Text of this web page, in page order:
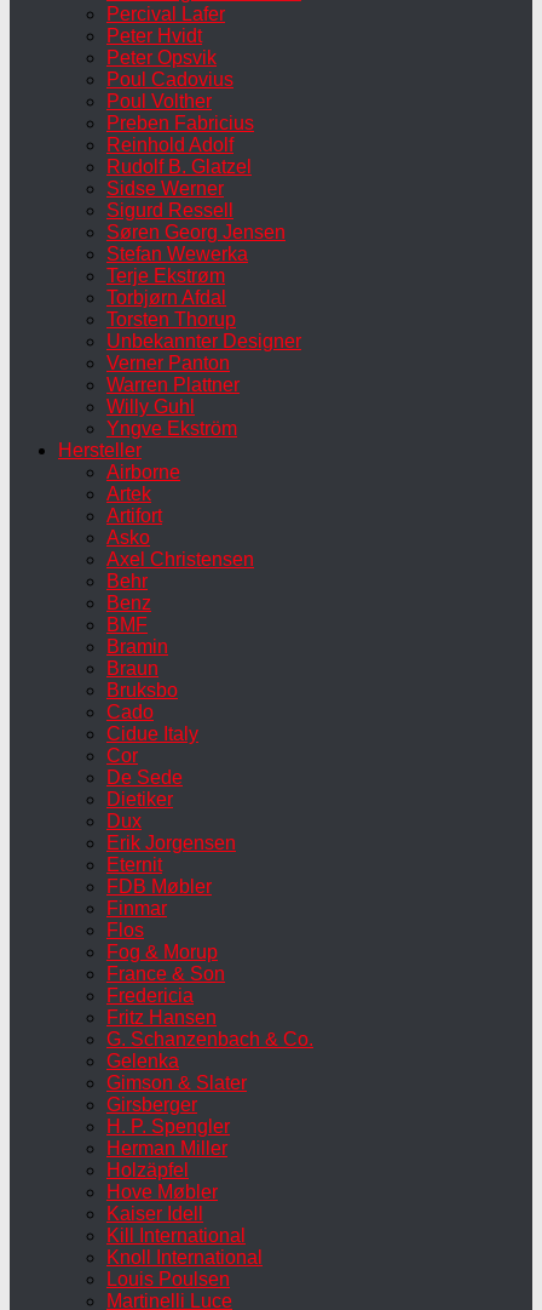
Percival Lafer
Peter Hvidt
Peter Opsvik
Poul Cadovius
Poul Volther
Preben Fabricius
Reinhold Adolf
Rudolf B. Glatzel
Sidse Werner
Sigurd Ressell
Søren Georg Jensen
Stefan Wewerka
Terje Ekstrøm
Torbjørn Afdal
Torsten Thorup
Unbekannter Designer
Verner Panton
Warren Plattner
Willy Guhl
Yngve Ekström
Hersteller
Airborne
Artek
Artifort
Asko
Axel Christensen
Behr
Benz
BMF
Bramin
Braun
Bruksbo
Cado
Cidue Italy
Cor
De Sede
Dietiker
Dux
Erik Jorgensen
Eternit
FDB Møbler
Finmar
Flos
Fog & Morup
France & Son
Fredericia
Fritz Hansen
G. Schanzenbach & Co.
Gelenka
Gimson & Slater
Girsberger
H. P. Spengler
Herman Miller
Holzäpfel
Hove Møbler
Kaiser Idell
Kill International
Knoll International
Louis Poulsen
Martinelli Luce